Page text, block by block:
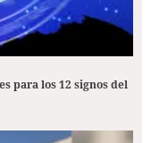
para los 12 signos del